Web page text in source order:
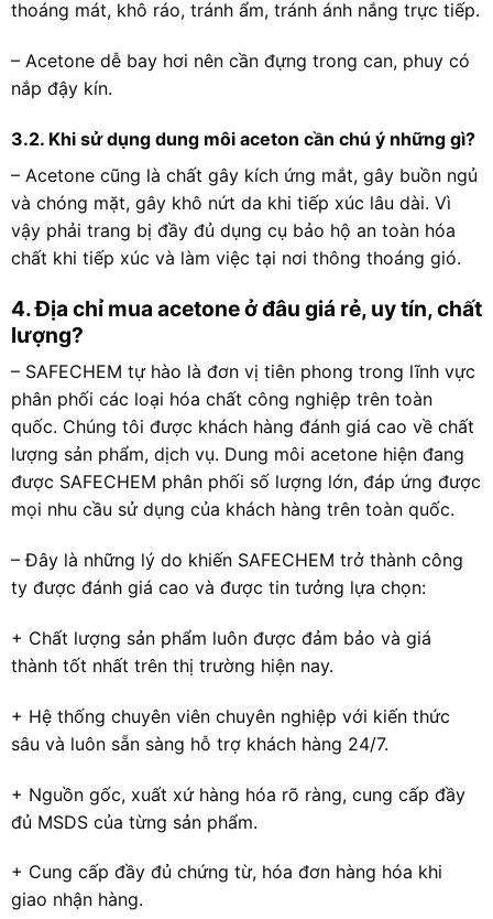
thoáng mát, khô ráo, tránh ẩm, tránh ánh nắng trực tiếp.
– Acetone dễ bay hơi nên cần đựng trong can, phuy có
nắp đậy kín.
3.2. Khi sử dụng dung môi aceton cần chú ý những gì?
– Acetone cũng là chất gây kích ứng mắt, gây buồn ngủ
và chóng mặt, gây khô nứt da khi tiếp xúc lâu dài. Vì
vậy phải trang bị đầy đủ dụng cụ bảo hộ an toàn hóa
chất khi tiếp xúc và làm việc tại nơi thông thoáng gió.
4. Địa chỉ mua acetone ở đâu giá rẻ, uy tín, chất
lượng?
– SAFECHEM tự hào là đơn vị tiên phong trong lĩnh vực
phân phối các loại hóa chất công nghiệp trên toàn
quốc. Chúng tôi được khách hàng đánh giá cao về chất
lượng sản phẩm, dịch vụ. Dung môi acetone hiện đang
được SAFECHEM phân phối số lượng lớn, đáp ứng được
mọi nhu cầu sử dụng của khách hàng trên toàn quốc.
– Đây là những lý do khiến SAFECHEM trở thành công
ty được đánh giá cao và được tin tưởng lựa chọn:
+ Chất lượng sản phẩm luôn được đảm bảo và giá
thành tốt nhất trên thị trường hiện nay.
+ Hệ thống chuyên viên chuyên nghiệp với kiến thức
sâu và luôn sẵn sàng hỗ trợ khách hàng 24/7.
+ Nguồn gốc, xuất xứ hàng hóa rõ ràng, cung cấp đầy
đủ MSDS của từng sản phẩm.
+ Cung cấp đầy đủ chứng từ, hóa đơn hàng hóa khi
giao nhận hàng.